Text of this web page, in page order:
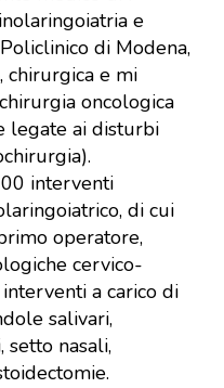
e
di Modena,
chirurgica e mi
oncologica
legate ai disturbi
interventi
di cui
operatore,
cervico-
a carico di
salivari,
setto nasali,